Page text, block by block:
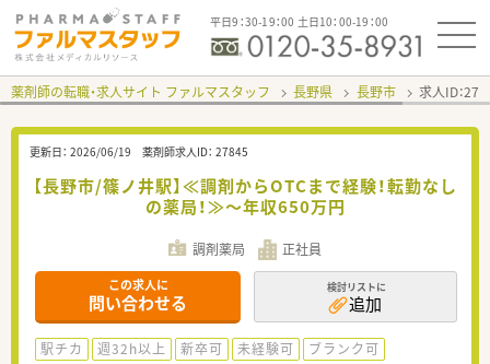
平日9：30-19：00 土日10：00-19：00
薬剤師の転職・求人サイト ファルマスタッフ 長野県 長野市 求人ID：
更新日： 2026/06/19 薬剤師求人ID： 27845
【長野市/篠ノ井駅】≪調剤からOTCまで経験！転勤なし
の薬局！≫～年収650万円
調剤薬局 正社員
この求人に
問い合わせる
検討リストに
追加
駅チカ 週32h以上 新卒可 未経験可
ブランク可